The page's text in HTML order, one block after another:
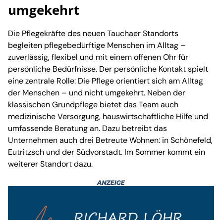
umgekehrt
Die Pflegekräfte des neuen Tauchaer Standorts
begleiten pflegebedürftige Menschen im Alltag –
zuverlässig, flexibel und mit einem offenen Ohr für
persönliche Bedürfnisse. Der persönliche Kontakt spielt
eine zentrale Rolle: Die Pflege orientiert sich am Alltag
der Menschen – und nicht umgekehrt. Neben der
klassischen Grundpflege bietet das Team auch
medizinische Versorgung, hauswirtschaftliche Hilfe und
umfassende Beratung an. Dazu betreibt das
Unternehmen auch drei Betreute Wohnen: in Schönefeld,
Eutritzsch und der Südvorstadt. Im Sommer kommt ein
weiterer Standort dazu.